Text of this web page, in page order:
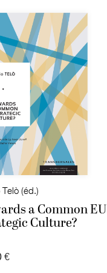
(éd.)
a Common EU
Culture?
€